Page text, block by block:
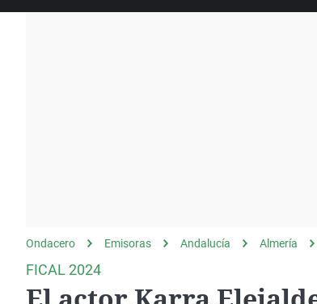
Operación ViudaNavarra
Ondacero Emisoras Andalucía Almería
FICAL 2024